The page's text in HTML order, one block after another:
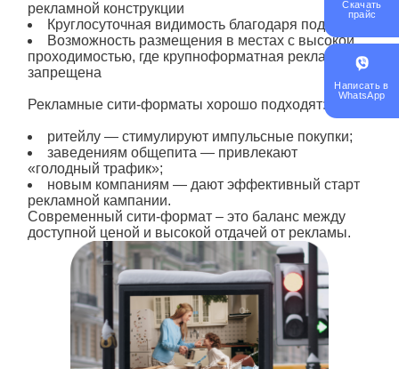
рекламной конструкции
Круглосуточная видимость благодаря подсветке
Возможность размещения в местах с высокой
проходимостью, где крупноформатная реклама
запрещена
Рекламныесити-форматы хорошо подходят:
ритейлу — стимулируют импульсные покупки;
заведениям общепита — привлекают
«голодный трафик»;
новым компаниям — дают эффективный старт
рекламной кампании.
Современный сити-формат – это баланс между
доступной ценой и высокой отдачей от рекламы.
Скачать
прайс
Написать в
WhatsApp